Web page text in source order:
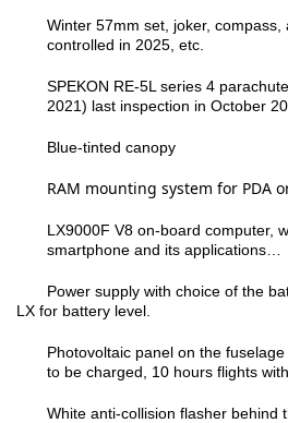
Winter 57mm set, joker, compass,
controlled in 2025, etc.
SPEKON RE-5L series 4
2021) last inspection in October
Blue-tinted canopy
RAM mounting system for PDA
LX9000F V8 on-board computer,
smartphone and its applications
Power supply with choice of the
LX for battery level.
Photovoltaic panel on the fuselage
to be charged, 10 hours flights with
White anti-collision flasher behind